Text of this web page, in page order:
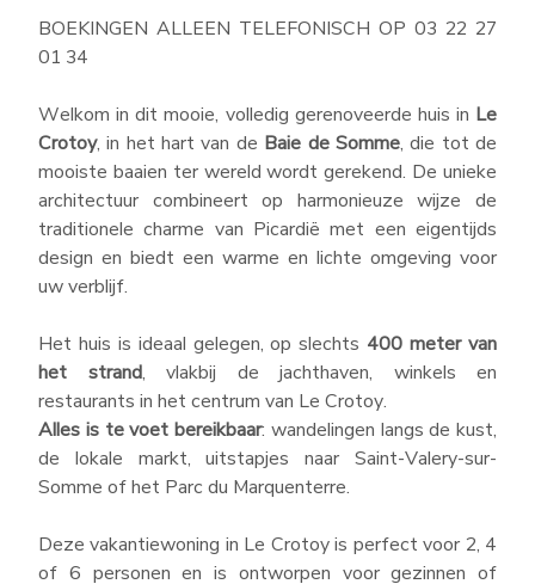
BOEKINGEN ALLEEN TELEFONISCH OP 03 22 27
01 34
Welkom in dit mooie, volledig gerenoveerde huis in Le
Crotoy, in het hart van de Baie de Somme, die tot de
mooiste baaien ter wereld wordt gerekend. De unieke
architectuur combineert op harmonieuze wijze de
traditionele charme van Picardië met een eigentijds
design en biedt een warme en lichte omgeving voor
uw verblijf.
Het huis is ideaal gelegen, op slechts 400 meter van
het strand, vlakbij de jachthaven, winkels en
restaurants in het centrum van Le Crotoy.
Alles is te voet bereikbaar: wandelingen langs de kust,
de lokale markt, uitstapjes naar Saint-Valery-sur-
Somme of het Parc du Marquenterre.
Deze vakantiewoning in Le Crotoy is perfect voor 2, 4
of 6 personen en is ontworpen voor gezinnen of
Aantal slaapkamers (min)
Aantal personen (min) 1
Assortiment en typen accommodaties :
Alle
Alle
Toon meer criteria +
Aantal badkamers
0